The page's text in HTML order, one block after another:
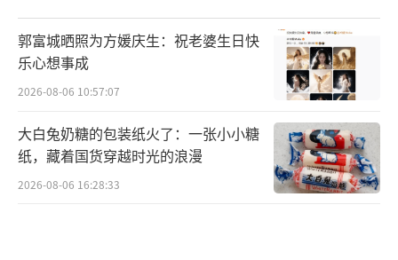
郭富城晒照为方媛庆生：祝老婆生日快
乐心想事成
2026-08-06 10:57:07
大白兔奶糖的包装纸火了：一张小小糖
纸，藏着国货穿越时光的浪漫
2026-08-06 16:28:33